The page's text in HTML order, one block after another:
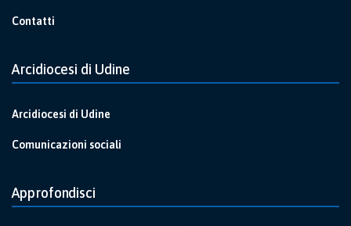
Contatti
Arcidiocesi di Udine
Arcidiocesi di Udine
Comunicazioni sociali
Approfondisci